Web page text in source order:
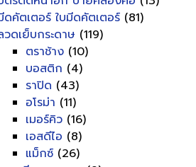
ดคัตเตอร์ ใบมีดคัตเตอร์ (81)
วดเย็บกระดาษ (119)
ตราช้าง (10)
บอสติก (4)
ราปิด (43)
อโรม่า (11)
เมอร์คิว (16)
เอสดีไอ (8)
แม็กซ์ (26)